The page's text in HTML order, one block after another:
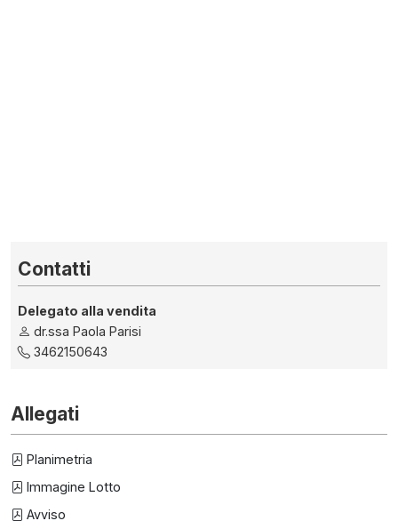
Contatti
Delegato alla vendita
dr.ssa Paola Parisi
3462150643
Allegati
Planimetria
Immagine Lotto
Avviso